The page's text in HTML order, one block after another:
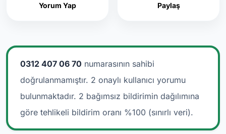
Yorum Yap Paylaş
0312 407 06 70 numarasının sahibi
doğrulanmamıştır. 2 onaylı kullanıcı yorumu
bulunmaktadır. 2 bağımsız bildirimin dağılımına
göre tehlikeli bildirim oranı %100 (sınırlı veri).